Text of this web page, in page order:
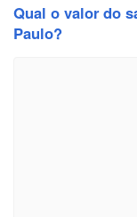
Qual o valor do
Paulo?